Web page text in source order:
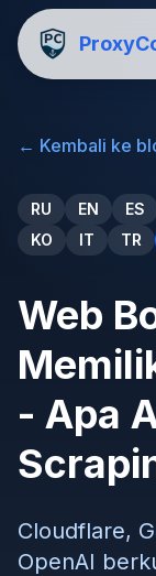
← Kembali ke
RU EN ES
KO
IT TR
Web
- Apa
Cloudflare,
OpenAI